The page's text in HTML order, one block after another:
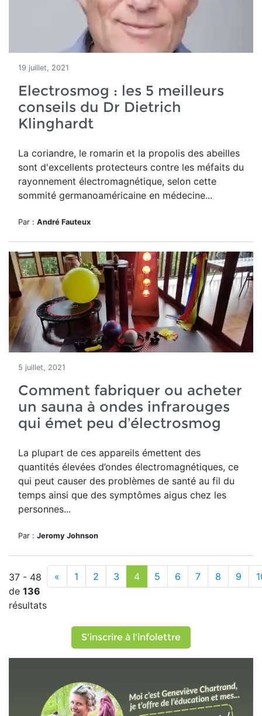
19 juillet, 2021
Electrosmog : les 5 meilleurs
conseils du Dr Dietrich
Klinghardt
La coriandre, le romarin et la propolis des abeilles
sont d'excellents protecteurs contre les méfaits du
rayonnement électromagnétique, selon cette
sommité germanoaméricaine en médecine...
Par : André Fauteux
5 juillet, 2021
Comment fabriquer ou acheter
un sauna à ondes infrarouges
qui émet peu d’électrosmog
La plupart de ces appareils émettent des
quantités élevées d’ondes électromagnétiques, ce
qui peut causer des problèmes de santé au fil du
temps ainsi que des symptômes aigus chez les
personnes...
Par : Jeromy Johnson
37 - 48
de 136
résultats
« 1 2 3 4 5 6 7 8 9
S'inscrire à l'infolettre